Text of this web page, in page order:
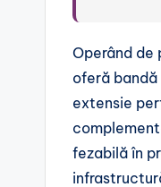
Operând de
oferă
extensie
fezabilă în